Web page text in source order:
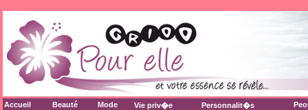
Accueil Beauté Mode Vie priv�e Personnalit�s